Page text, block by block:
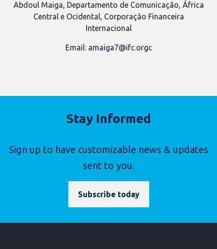
Abdoul Maiga, Departamento de Comunicação, África
Central e Ocidental, Corporação Financeira
Internacional
Email: amaiga7@ifc.orgc
Stay Informed
Sign up to have customizable news & updates
sent to you.
Subscribe today